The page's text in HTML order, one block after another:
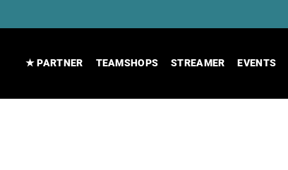
★ PARTNER TEAMSHOPS STREAMER EVENTS